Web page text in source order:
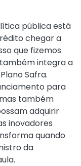
pública está
chegar a
que fizemos
integra a
Safra.
para
também
adquirir
inovadores
quando
da